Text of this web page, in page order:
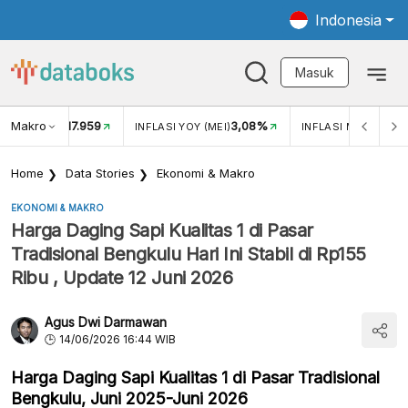
Indonesia
Masuk
Makro
USD/IDR 17.959 INFLASI YOY (MEI)3,08% INFLASI MOM (MEI)
Home Data Stories Ekonomi & Makro
EKONOMI & MAKRO
Harga Daging Sapi Kualitas 1 di Pasar
Tradisional Bengkulu Hari Ini Stabil di Rp155
Ribu , Update 12 Juni 2026
Agus Dwi Darmawan
14/06/2026 16:44 WIB
Harga Daging Sapi Kualitas 1 di Pasar Tradisional
Bengkulu, Juni 2025-Juni 2026